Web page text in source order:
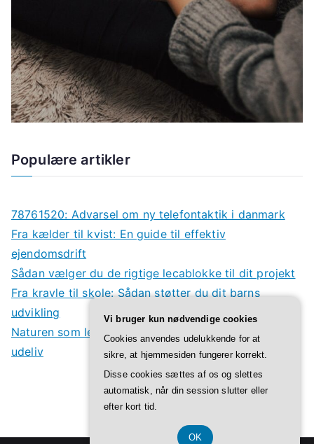
Populære artikler
78761520: Advarsel om ny telefontaktik i danmark
Fra kælder til kvist: En guide til effektiv
ejendomsdrift
Sådan vælger du de rigtige lecablokke til dit projekt
Fra kravle til skole: Sådan støtter du dit barns
udvikling
Naturen som legeplads: Derfor har børn godt af
udeliv
Vi bruger kun nødvendige cookies
Cookies anvendes udelukkende for at
sikre, at hjemmesiden fungerer korrekt.
Disse cookies sættes af os og slettes
automatisk, når din session slutter eller
efter kort tid.
OK